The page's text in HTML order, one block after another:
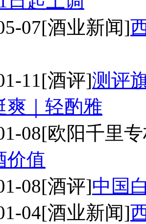
07[酒业新闻]
11[酒评]测评
爽｜轻酌雅
08[欧阳千里
价值
08[酒评]中国
04[酒业新闻]